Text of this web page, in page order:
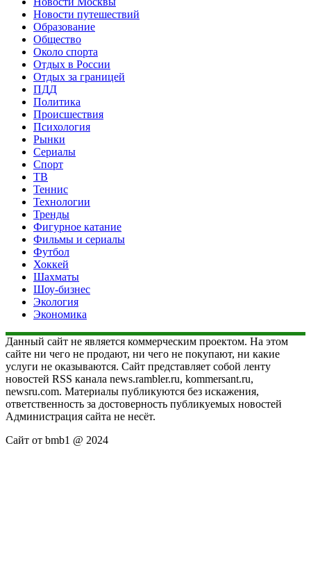
Новости путешествий
Образование
Общество
Около спорта
Отдых в России
Отдых за границей
ПДД
Политика
Происшествия
Психология
Рынки
Сериалы
Спорт
ТВ
Теннис
Технологии
Тренды
Фигурное катание
Фильмы и сериалы
Футбол
Хоккей
Шахматы
Шоу-бизнес
Экология
Экономика
Данный сайт не является коммерческим проектом. На этом
сайте ни чего не продают, ни чего не покупают, ни какие
услуги не оказываются. Сайт представляет собой ленту
новостей RSS канала news.rambler.ru, kommersant.ru,
newsru.com. Материалы публикуются без искажения,
ответственность за достоверность публикуемых новостей
Администрация сайта не несёт.
Сайт от bmb1 @ 2024